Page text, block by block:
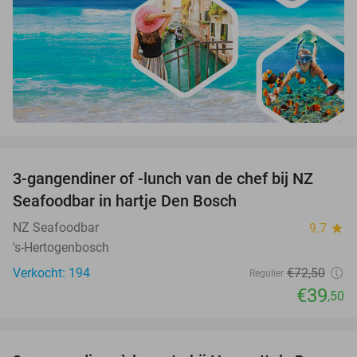
46%
3-gangendiner of -lunch van de chef bij NZ
Seafoodbar in hartje Den Bosch
NZ Seafoodbar 9.7 star
's-Hertogenbosch
Verkocht: 194
Regulier €72,50
€39,50